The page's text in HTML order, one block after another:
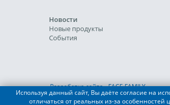
Новости
Новые продукты
События
Разработка сайта - FACE FAMILY
Используя данный сайт, Вы даёте согласие на
отличаться от реальных из-за